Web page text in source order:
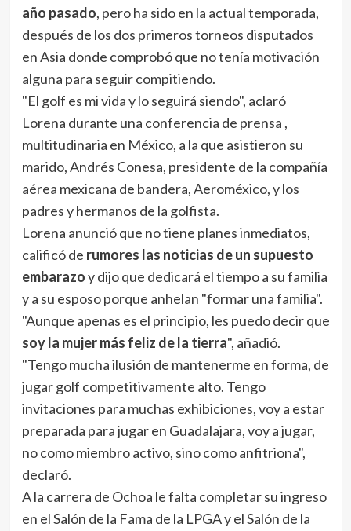
año pasado, pero ha sido en la actual temporada,
después de los dos primeros torneos disputados
en Asia donde comprobó que no tenía motivación
alguna para seguir compitiendo.
"El golf es mi vida y lo seguirá siendo", aclaró
Lorena durante una conferencia de prensa ,
multitudinaria en México, a la que asistieron su
marido, Andrés Conesa, presidente de la compañía
aérea mexicana de bandera, Aeroméxico, y los
padres y hermanos de la golfista.
Lorena anunció que no tiene planes inmediatos,
calificó de rumores las noticias de un supuesto
embarazoy dijo que dedicará el tiempo a su familia
y a su esposo porque anhelan "formar una familia".
"Aunque apenas es el principio, les puedo decir que
soy la mujer más feliz de la tierra", añadió.
"Tengo mucha ilusión de mantenerme en forma, de
jugar golf competitivamente alto. Tengo
invitaciones para muchas exhibiciones, voy a estar
preparada para jugar en Guadalajara, voy a jugar,
no como miembro activo, sino como anfitriona",
declaró.
A la carrera de Ochoa le falta completar su ingreso
en el Salón de la Fama de la LPGA y el Salón de la